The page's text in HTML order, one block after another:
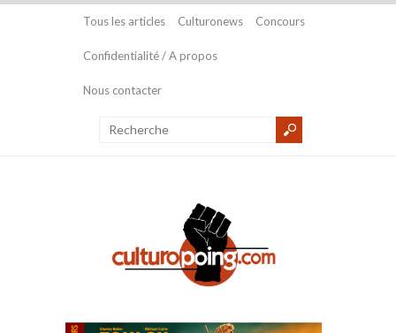
Tous les articles Culturonews Concours
Confidentialité / A propos
Nous contacter